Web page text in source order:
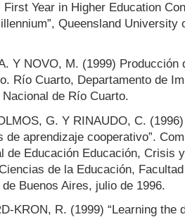
Year in Higher Education
Queensland University
Y NOVO, M. (1999)
Río Cuarto, Departamento de
de Río Cuarto.
G. Y RINAUDO, C.
de aprendizaje cooperativo”.
de Educación Educación, Crisis
de la Educación,
Buenos Aires, julio de 1996.
KRON, R. (1999) “Learning